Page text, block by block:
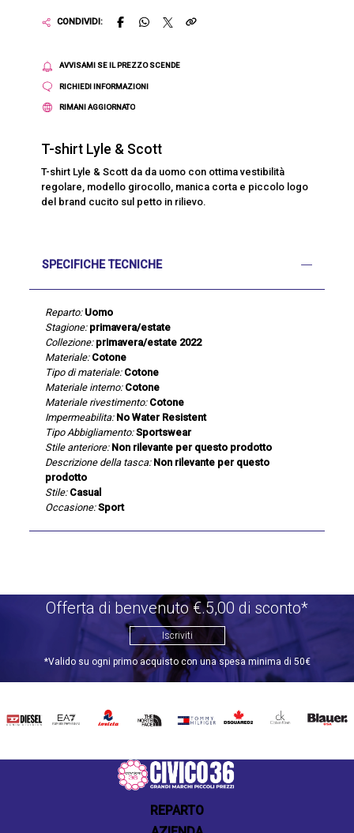
CONDIVIDI:
AVVISAMI SE IL PREZZO SCENDE
RICHIEDI INFORMAZIONI
RIMANI AGGIORNATO
T-shirt Lyle & Scott
T-shirt Lyle & Scott da da uomo con ottima vestibilità
regolare, modello girocollo, manica corta e piccolo logo
del brand cucito sul petto in rilievo.
SPECIFICHE TECNICHE
Reparto: Uomo
Stagione: primavera/estate
Collezione: primavera/estate 2022
Materiale: Cotone
Tipo di materiale: Cotone
Materiale interno: Cotone
Materiale rivestimento: Cotone
Impermeabilita: No Water Resistent
Tipo Abbigliamento: Sportswear
Stile anteriore: Non rilevante per questo prodotto
Descrizione della tasca: Non rilevante per questo
prodotto
Stile: Casual
Occasione: Sport
Offerta di benvenuto €.5,00 di sconto*
Iscriviti
*Valido su ogni primo acquisto con una spesa minima di 50€
DIESEL EA7 INVICTATHE
TOMMY
DSQUARED2
CALVIN BLAUER
REPARTO